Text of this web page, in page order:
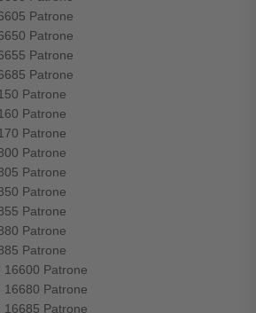
Patrone
Patrone
Patrone
Patrone
Patrone
Patrone
Patrone
Patrone
Patrone
Patrone
Patrone
Patrone
Patrone
16600 Patrone
16680 Patrone
16685 Patrone